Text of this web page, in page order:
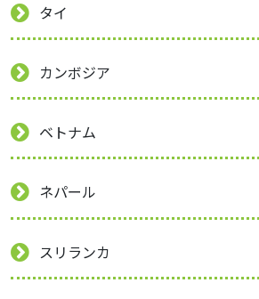
タイ
カンボジア
ベトナム
ネパール
スリランカ